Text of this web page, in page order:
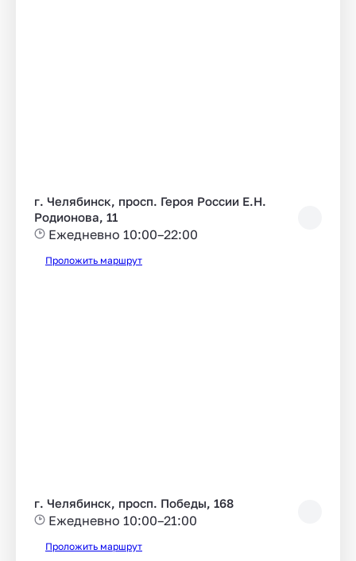
г. Челябинск, просп. Героя России Е.Н.
Родионова, 11
Ежедневно 10:00–22:00
Проложить маршрут
г. Челябинск, просп. Победы, 168
Ежедневно 10:00–21:00
Проложить маршрут